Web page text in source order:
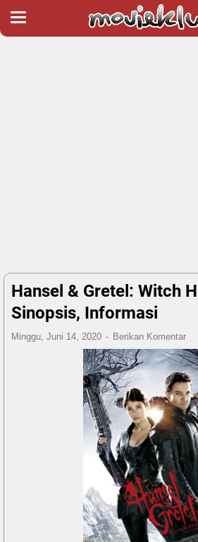
Hansel & Gretel: Witch
Sinopsis, Informasi
Minggu, Juni 14, 2020 Berikan Komentar